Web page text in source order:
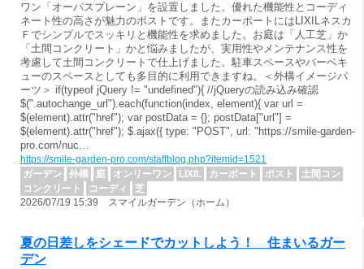
ワン「オーパスプレーン」を設置しました。優れた機能性とコーディ
ネート性の高さが魅力のポストです。またカーポートにはLIXILネスカ
Ｆでシンプルでスッキリと機能性を求めました。お庭は「人工芝」か
「土間コンクリート」かと悩みましたが、実用性やメンテナンス性を
考慮して土間コンクリートで仕上げました。駐車スペースやバーベキ
ューのスペースとしても多目的に利用できますね。＜外構イメージパ
ーツ＞ if(typeof jQuery != "undefined"){ //jQueryの読み込み確認
$(".autochange_url").each(function(index, element){ var url =
$(element).attr("href"); var postData = {}; postData["url"] =
$(element).attr("href"); $.ajax({ type: "POST", url: "https://smile-garden-
pro.com/nuc…
https://smile-garden-pro.com/staffblog.php?itemid=1521
ガーデン
外構 庭 オンリーワン LIXIL カーポート ポスト
土間コン
コンクリート
コーディ
芝
2026/07/19 15:39 スマイルガーデン（ホーム）
夏の日差しをシェードでカットしよう！ 住まいるガー
デン